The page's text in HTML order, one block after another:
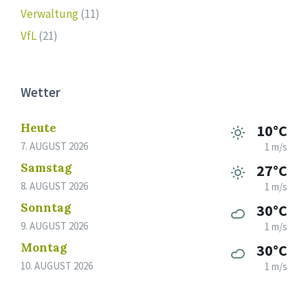
Verwaltung(11)
VfL(21)
Wetter
Heute
7. AUGUST 2026
10°C
1 m/s
Samstag
8. AUGUST 2026
27°C
1 m/s
Sonntag
9. AUGUST 2026
30°C
1 m/s
Montag
10. AUGUST 2026
30°C
1 m/s